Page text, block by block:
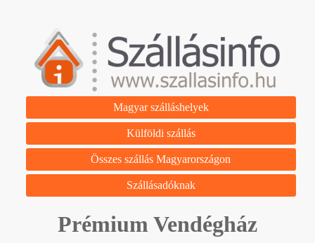
Magyar szálláshelyek
Külföldi szállás
Összes szállás Magyarországon
Szállásadóknak
Prémium Vendégház